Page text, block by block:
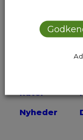
Islands Brygge
2300
Send os en
Ruter
Nyheder